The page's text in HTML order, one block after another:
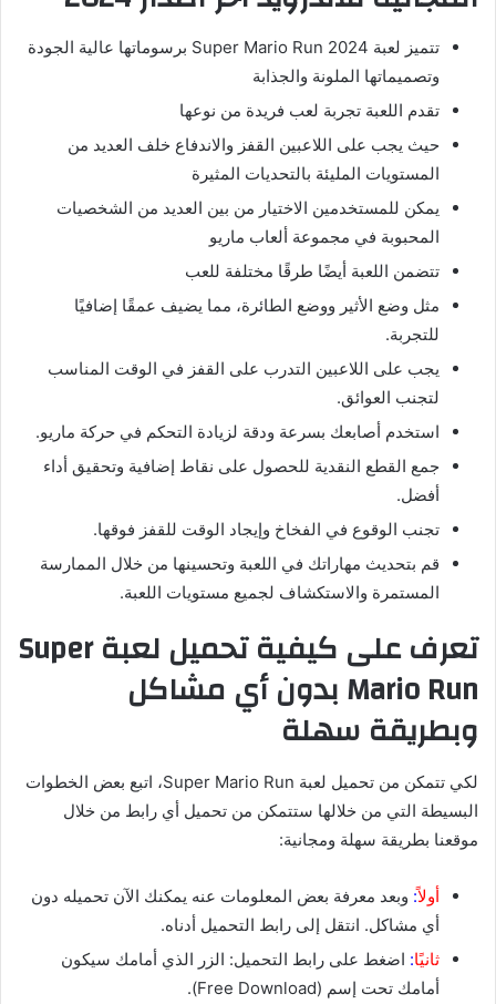
تتميز لعبة Super Mario Run 2024 برسوماتها عالية الجودة
وتصميماتها الملونة والجذابة
تقدم اللعبة تجربة لعب فريدة من نوعها
حيث يجب على اللاعبين القفز والاندفاع خلف العديد من
المستويات المليئة بالتحديات المثيرة
يمكن للمستخدمين الاختيار من بين العديد من الشخصيات
المحبوبة في مجموعة ألعاب ماريو
تتضمن اللعبة أيضًا طرقًا مختلفة للعب
مثل وضع الأثير ووضع الطائرة، مما يضيف عمقًا إضافيًا
للتجربة.
يجب على اللاعبين التدرب على القفز في الوقت المناسب
لتجنب العوائق.
استخدم أصابعك بسرعة ودقة لزيادة التحكم في حركة ماريو.
جمع القطع النقدية للحصول على نقاط إضافية وتحقيق أداء
أفضل.
تجنب الوقوع في الفخاخ وإيجاد الوقت للقفز فوقها.
قم بتحديث مهاراتك في اللعبة وتحسينها من خلال الممارسة
المستمرة والاستكشاف لجميع مستويات اللعبة.
تعرف على كيفية تحميل لعبة Super
Mario Run بدون أي مشاكل
وبطريقة سهلة
لكي تتمكن من تحميل لعبة Super Mario Run، اتبع بعض الخطوات
البسيطة التي من خلالها ستتمكن من تحميل أي رابط من خلال
موقعنا بطريقة سهلة ومجانية:
أولاً: وبعد معرفة بعض المعلومات عنه يمكنك الآن تحميله دون
أي مشاكل. انتقل إلى رابط التحميل أدناه.
ثانيًا: اضغط على رابط التحميل: الزر الذي أمامك سيكون
أمامك تحت إسم (Free Download).